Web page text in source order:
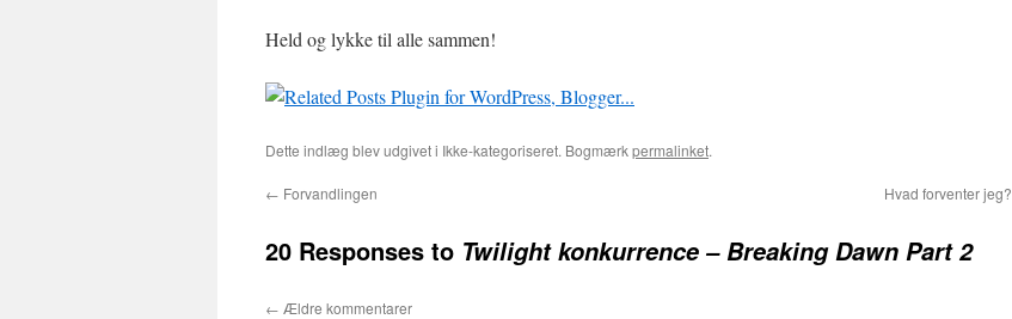
Held og lykke til alle sammen!
Dette indlæg blev udgivet i Ikke-kategoriseret. Bogmærkpermalinket.
← Forvandlingen Hvad forventer jeg?
20 Responses to Twilight konkurrence – Breaking Dawn Part 2
← Ældre kommentarer